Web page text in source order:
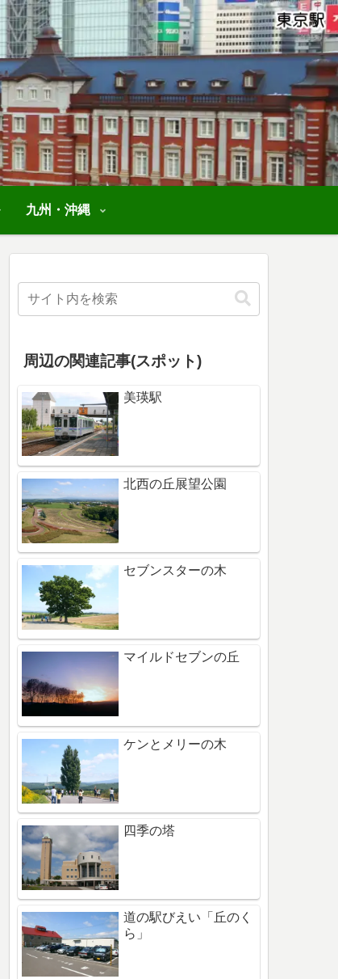
九州・沖縄
周辺の関連記事(スポット)
美瑛駅
北西の丘展望公園
セブンスターの木
マイルドセブンの丘
ケンとメリーの木
四季の塔
道の駅びえい「丘のく
ら」